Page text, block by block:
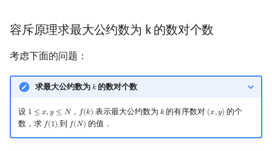
容斥原理求最大公约数为 k 的数对个数
考虑下面的问题：
求最大公约数为 𝑘
k的数对个数
设 1 ≤ 𝑥,𝑦 ≤ 𝑁
1≤x, y≤N ， 𝑓(𝑘)
f(k) 表示最大公约数为 𝑘
k的有序数对 (𝑥,𝑦)
(x,y)
的个
数，求 𝑓(1)
f(1) 到 𝑓(𝑁)
f(N) 的值．